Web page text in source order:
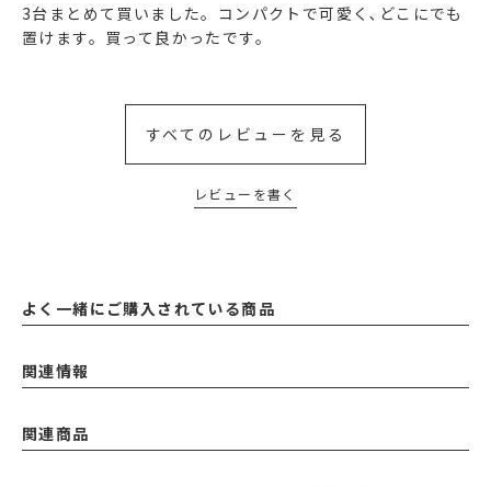
3台まとめて買いました。コンパクトで可愛く､どこにでも
置けます。買って良かったです。
すべてのレビューを見る
レビューを書く
よく一緒にご購入されている商品
関連情報
関連商品